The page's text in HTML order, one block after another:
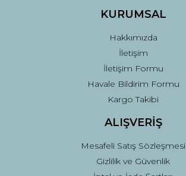
KURUMSAL
Hakkımızda
İletişim
İletişim Formu
Havale Bildirim Formu
Kargo Takibi
ALIŞVERİŞ
Mesafeli Satış Sözleşmesi
Gizlilik ve Güvenlik